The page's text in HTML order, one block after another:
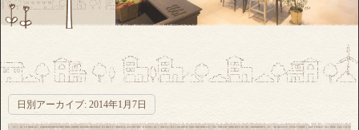
日別アーカイブ: 2014年1月7日